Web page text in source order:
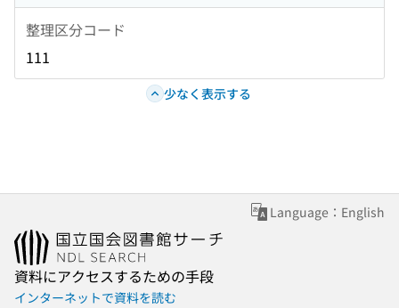
整理区分コード
111
少なく表示する
Language：English
資料にアクセスするための手段
インターネットで資料を読む